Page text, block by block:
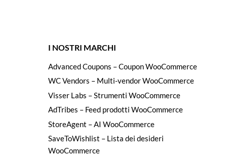
I NOSTRI MARCHI
Advanced Coupons – Coupon WooCommerce
WC Vendors – Multi-vendor WooCommerce
Visser Labs – Strumenti WooCommerce
AdTribes – Feed prodotti WooCommerce
StoreAgent – AI WooCommerce
SaveToWishlist – Lista dei desideri
WooCommerce